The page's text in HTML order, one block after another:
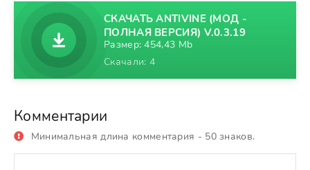
СКАЧАТЬ ANTIVINE (МОД -
ПОЛНАЯ ВЕРСИЯ) V.0.3.19
Размер: 454,43 Mb
Скачали: 4
Комментарии
Минимальная длина комментария - 50 знаков.